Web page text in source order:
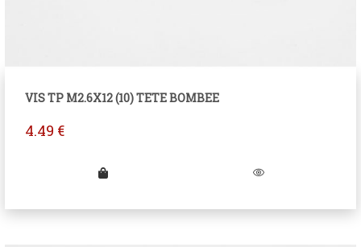
VIS TP M2.6X12 (10) TETE BOMBEE
4.49 €